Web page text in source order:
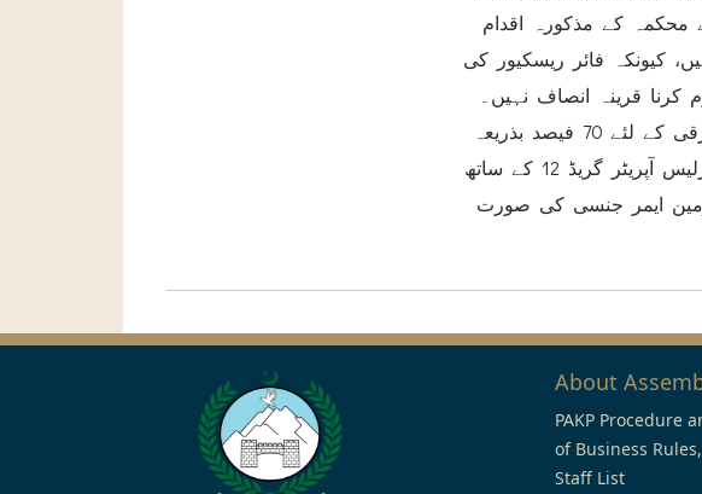
محکمہ کے مذکورہ اقدام
کیونکہ فائر ریسکیور کی
قرینہ انصاف نہیں۔
لہٰذا صوبائی حکومت ریسکیو 1122 میں سٹیشن کوارڈنیٹر گریڈ 14 کی آسامی پر ترقی کے لئے 70 فیصد بذریعہ
ایمر جنسی کی صورت
About
PAKP Procedure
of Business
Staff List